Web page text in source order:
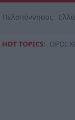
Πελοπόννησος
HOT TOPICS: ΟΡΟΙ